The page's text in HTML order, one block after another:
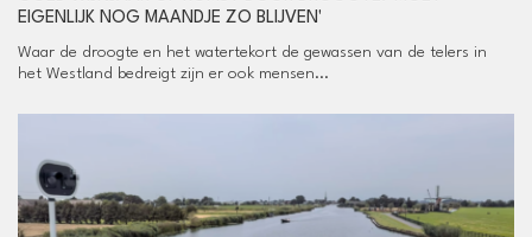
EIGENLIJK NOG MAANDJE ZO BLIJVEN'
Waar de droogte en het watertekort de gewassen van de telers in
het Westland bedreigt zijn er ook mensen...